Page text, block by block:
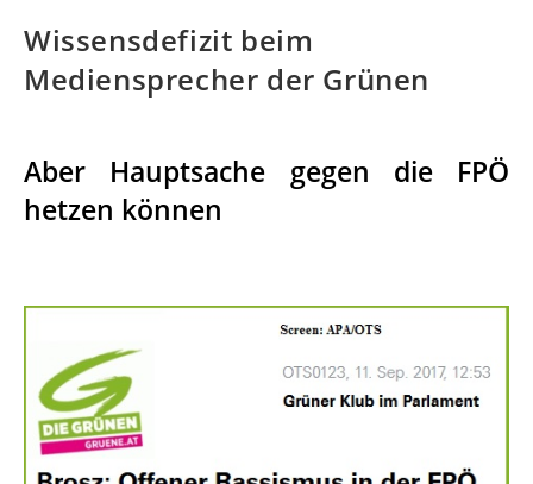
Wissensdefizit beim
Mediensprecher der Grünen
Aber Hauptsache gegen die FPÖ
hetzen können